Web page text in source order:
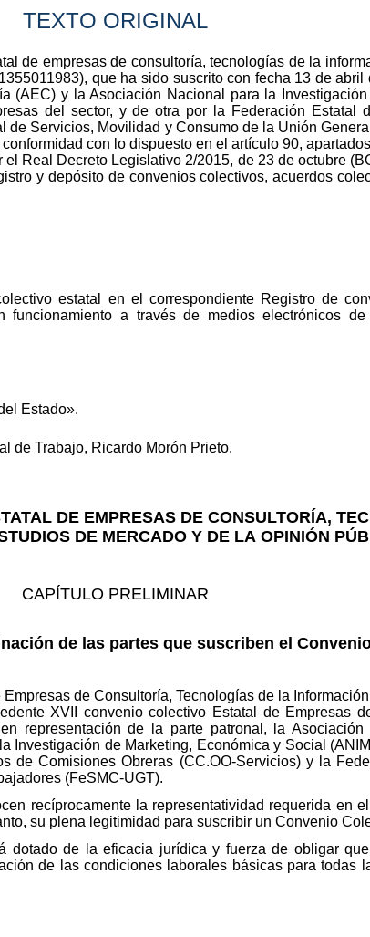
TEXTO ORIGINAL
de empresas de consultoría, tecnologías de la
que ha sido suscrito con fecha 13 de abril
(AEC) y la Asociación Nacional para la
del sector, y de otra por la Federación Estatal
de Servicios, Movilidad y Consumo de la Unión
con lo dispuesto en el artículo 90,
Real Decreto Legislativo 2/2015, de 23 de octubre
y depósito de convenios colectivos, acuerdos
estatal en el correspondiente Registro de
a través de medios electrónicos
Estado».
de Trabajo, Ricardo Morón Prieto.
DE EMPRESAS DE CONSULTORÍA,
DE MERCADO Y DE LA OPINIÓN
CAPÍTULO PRELIMINAR
de las partes que suscriben el
de Consultoría, Tecnologías de la
XVII convenio colectivo Estatal de Empresas
representación de la parte patronal, la
Investigación de Marketing, Económica y Social
de Comisiones Obreras (CC.OO-Servicios) y la
(FeSMC-UGT).
recíprocamente la representatividad requerida en
su plena legitimidad para suscribir un Convenio
dotado de la eficacia jurídica y fuerza de obligar
de las condiciones laborales básicas para todas